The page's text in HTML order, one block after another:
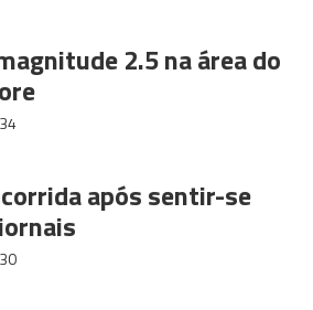
2.5 na área do
após sentir-se